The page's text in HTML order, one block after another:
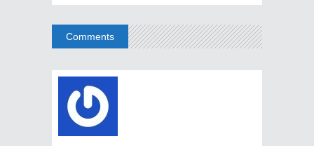
Comments